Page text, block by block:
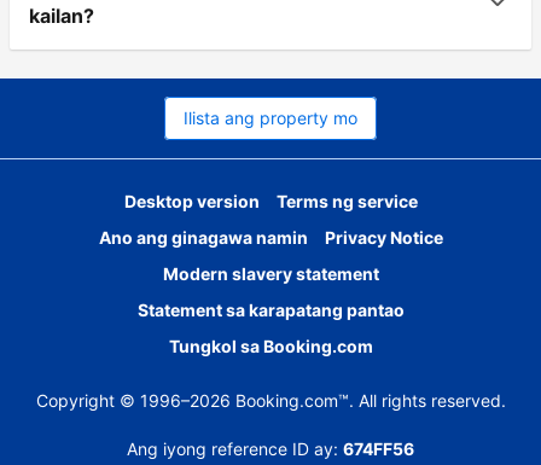
kailan?
Ilista ang property mo
Desktop version
Terms ng service
Ano ang ginagawa namin
Privacy Notice
Modern slavery statement
Statement sa karapatang pantao
Tungkol sa Booking.com
Copyright © 1996–2026 Booking.com™. All rights reserved.
Ang iyong reference ID ay: 674FF56